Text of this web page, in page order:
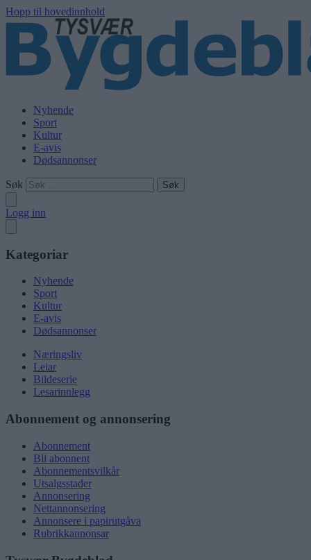
Hopp til hovedinnhold
Nyhende
Sport
Kultur
E-avis
Dødsannonser
Søk
Logg inn
Kategoriar
Nyhende
Sport
Kultur
E-avis
Dødsannonser
Næringsliv
Leiar
Bildeserie
Lesarinnlegg
Abonnement og annonsering
Abonnement
Bli abonnent
Abonnementsvilkår
Utsalgsstader
Annonsering
Nettannonsering
Annonsere i papirutgåva
Rubrikkannonsar